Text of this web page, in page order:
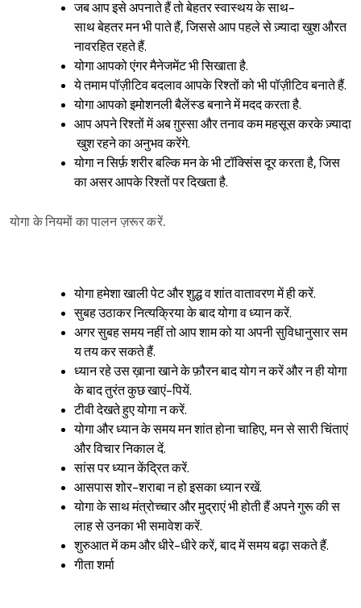
जब आप इसे अपनाते हैं तो बेहतर स्वास्थय के साथ-
साथ बेहतर मन भी पाते हैं, जिससे आप पहले से ज़्यादा खुश औरत
नावरहित रहते हैं.
योगा आपको एंगर मैनेजमेंट भी सिखाता है.
ये तमाम पॉज़ीटिव बदलाव आपके रिश्तों को भी पॉज़ीटिव बनाते हैं.
योगा आपको इमोशनली बैलेंस्ड बनाने में मदद करता है.
आप अपने रिश्तों में अब ग़ुस्सा और तनाव कम महसूस करके ज़्यादा
खुश रहने का अनुभव करेंगे.
योगा न सिर्फ़ शरीर बल्कि मन के भी टॉक्सिंस दूर करता है, जिस
का असर आपके रिश्तों पर दिखता है.
योगा के नियमों का पालन ज़रूर करें.
योगा हमेशा खाली पेट और शुद्ध व शांत वातावरण में ही करें.
सुबह उठाकर नित्यक्रिया के बाद योगा व ध्यान करें.
अगर सुबह समय नहीं तो आप शाम को या अपनी सुविधानुसार सम
य तय कर सकते हैं.
ध्यान रहे उस ख़ाना खाने के फ़ौरन बाद योग न करें और न ही योगा
के बाद तुरंत कुछ खाएं-पियें.
टीवी देखते हुए योगा न करें.
योगा और ध्यान के समय मन शांत होना चाहिए, मन से सारी चिंताएं
और विचार निकाल दें.
सांस पर ध्यान केंद्रित करें.
आसपास शोर-शराबा न हो इसका ध्यान रखें.
योगा के साथ मंत्रोच्चार और मुद्राएं भी होती हैं अपने गुरू की स
लाह से उनका भी समावेश करें.
शुरुआत में कम और धीरे-धीरे करें, बाद में समय बढ़ा सकते हैं.
गीता शर्मा